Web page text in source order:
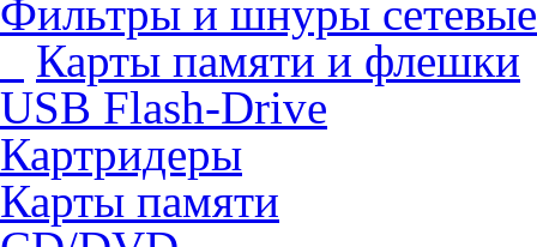
Фильтры и шнуры сетевые
Карты памяти и флешки
USB Flash-Drive
Картридеры
Карты памяти